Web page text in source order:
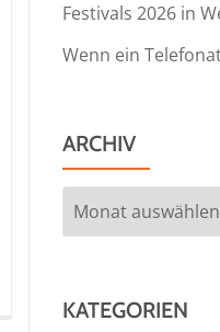
Festivals 2026 in
Wenn ein
ARCHIV
Archiv
KATEGORIEN